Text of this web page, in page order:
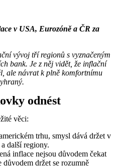
v USA, Eurozóně a ČR za
vývoj tří regionů s vyznačeným
bank. Je z něj vidět, že inflační
ale návrat k plně komfortnímu
odnést
věci:
trhu, smysl dává držet v
další regiony.
inflace nejsou důvodem čekat
důvodem držet se rozumně